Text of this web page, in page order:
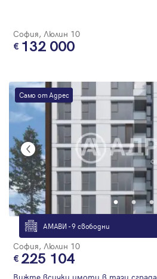
София, Люлин 10
132 000
Само от Адрес
АМАВИ - 9 свободни
София, Люлин 10
225 104
Вижте всички имоти в тази сграда